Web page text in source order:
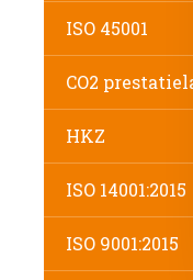
ISO 45001
CO2
HKZ
ISO 14001:2015
ISO 9001:2015